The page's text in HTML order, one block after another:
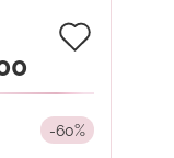
-60%